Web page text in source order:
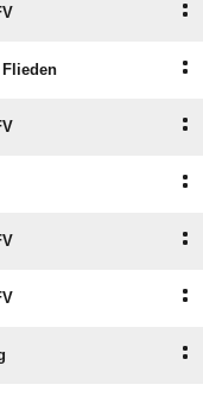
:
:
:
:
:
:
: